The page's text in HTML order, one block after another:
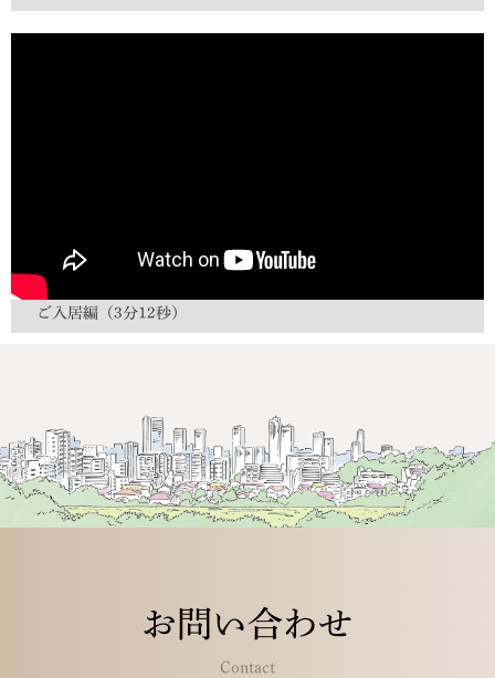
ご入居編（3分12秒）
お問い合わせ
Contact